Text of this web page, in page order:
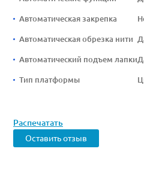
Автоматическая закрепка
Автоматическая обрезка нити
Автоматический подъем лапки
Тип платформы
Распечатать
Оставить отзыв